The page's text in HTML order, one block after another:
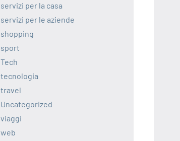
servizi per la casa
servizi per le aziende
shopping
sport
Tech
tecnologia
travel
Uncategorized
viaggi
web